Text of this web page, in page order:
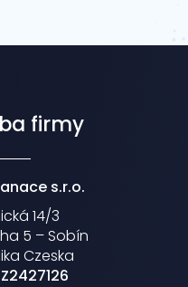
firmy
s.r.o.
14/3
5 – Sobín
Czeska